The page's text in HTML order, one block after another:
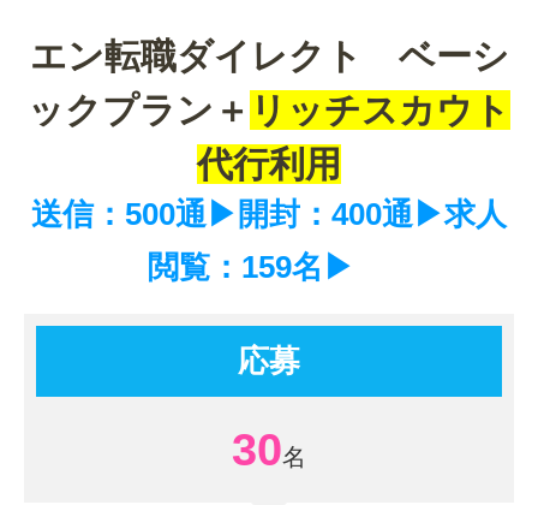
エン転職ダイレクト ベーシ
ックプラン＋ リッチスカウト
代行利用
送信：500通▶開封：400通▶求人
閲覧：159名▶
応募
30